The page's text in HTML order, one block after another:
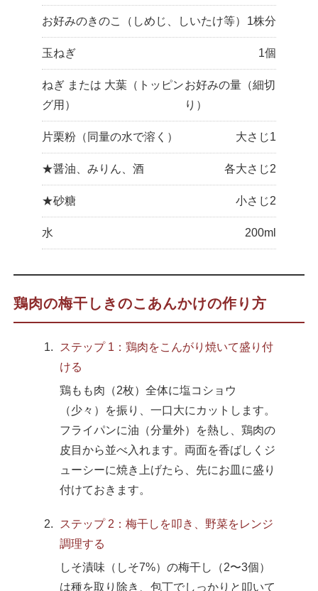
お好みのきのこ（しめじ、しいたけ等） 1株分
玉ねぎ 1個
ねぎ または 大葉（トッピン
グ用）
お好みの量（細切
り）
片栗粉（同量の水で溶く） 大さじ1
★醤油、みりん、酒 各大さじ2
★砂糖 小さじ2
水 200ml
鶏肉の梅干しきのこあんかけの作り方
ステップ 1：鶏肉をこんがり焼いて盛り付
ける
鶏もも肉（2枚）全体に塩コショウ
（少々）を振り、一口大にカットします。
フライパンに油（分量外）を熱し、鶏肉の
皮目から並べ入れます。両面を香ばしくジ
ューシーに焼き上げたら、先にお皿に盛り
付けておきます。
ステップ 2：梅干しを叩き、野菜をレンジ
調理する
しそ漬味（しそ7%）の梅干し（2〜3個）
は種を取り除き、包丁でしっかりと叩いて